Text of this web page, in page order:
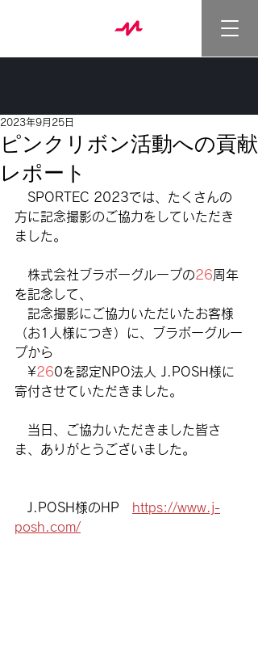
ピンクリボン活動への貢献
レポート
2023年9月25日
SPORTEC 2023では、たくさんの
方に記念撮影のご協力をしていただき
ました。
株式会社ブラボーグループの26周年
を記念して、
記念撮影にご協力いただいたお客様
（お1人様につき）に、ブラボーグルー
プから
¥260を認定NPO法人 J.POSH様に
寄付させていただきました。
当日、ご協力いただきました皆さ
ま、ありがとうございました。
J.POSH様のHP
https://www.j-
posh.com/